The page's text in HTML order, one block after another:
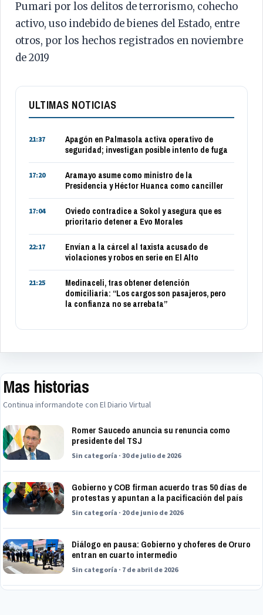
Pumari por los delitos de terrorismo, cohecho
activo, uso indebido de bienes del Estado, entre
otros, por los hechos registrados en noviembre
de 2019
ULTIMAS NOTICIAS
21:37
Apagón en Palmasola activa operativo de
seguridad; investigan posible intento de fuga
17:20
Aramayo asume como ministro de la
Presidencia y Héctor Huanca como canciller
17:04
Oviedo contradice a Sokol y asegura que es
prioritario detener a Evo Morales
22:17
Envían a la cárcel al taxista acusado de
violaciones y robos en serie en El Alto
21:25
Medinaceli, tras obtener detención
domiciliaria: “Los cargos son pasajeros, pero
la confianza no se arrebata”
Mas historias
Continua informandote con El Diario Virtual
Romer Saucedo anuncia su renuncia como
presidente del TSJ
Sin categoría · 30 de julio de 2026
Gobierno y COB firman acuerdo tras 50 días de
protestas y apuntan a la pacificación del país
Sin categoría · 20 de junio de 2026
Diálogo en pausa: Gobierno y choferes de Oruro
entran en cuarto intermedio
Sin categoría · 7 de abril de 2026